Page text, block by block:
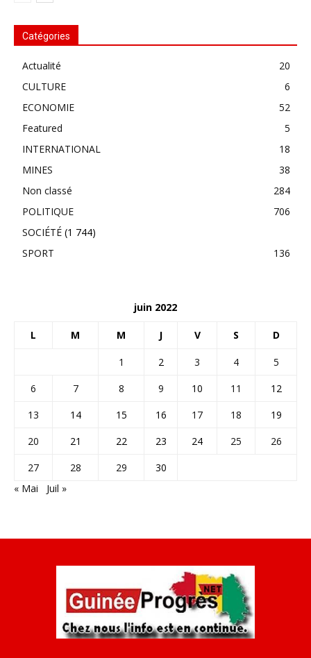
Catégories
Actualité
20
CULTURE
6
ECONOMIE
52
Featured
5
INTERNATIONAL
18
MINES
38
Non classé
284
POLITIQUE
706
SOCIÉTÉ (1 744)
SPORT
136
juin 2022
L M M J V S D
1 2 3 4
5
6
7 8 9 10 11
12
13
14 15 16 17 18
19
20
21 22 23 24 25
26
27
28 29
30
« Mai
Juil »